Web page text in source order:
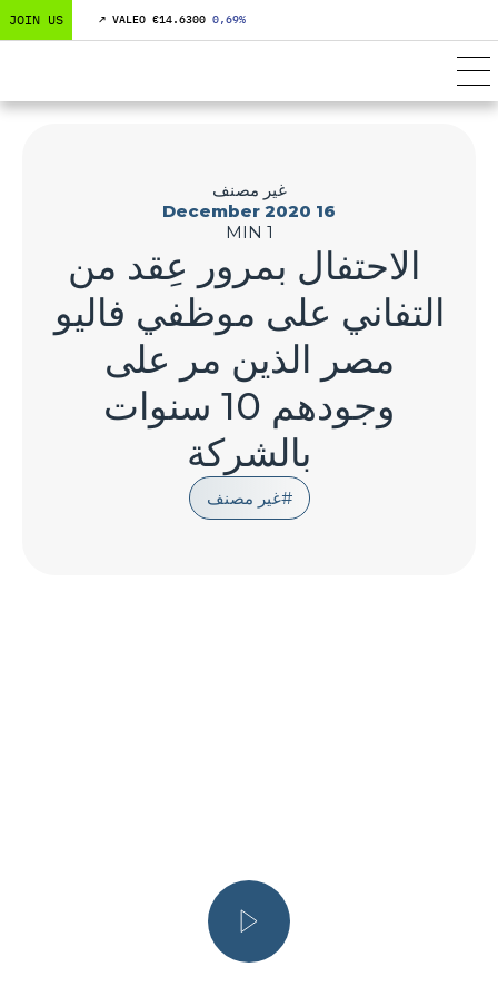
VALEO €14.6300 0,69%
↗
JOIN US
غير مصنف
غير مصنف
16 December 2020
1 MIN
الاحتفال بمرور عِقد من
التفاني على موظفي فاليو
مصر الذين مر على
وجودهم 10 سنوات
بالشركة